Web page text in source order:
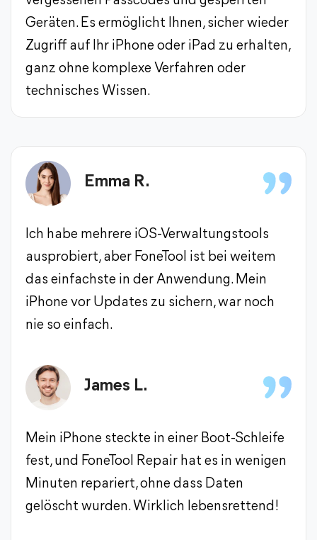
Geräten. Es ermöglicht Ihnen, sicher wieder
Zugriff auf Ihr iPhone oder iPad zu erhalten,
ganz ohne komplexe Verfahren oder
technisches Wissen.
Emma R.
Ich habe mehrere iOS-Verwaltungstools
ausprobiert, aber FoneTool ist bei weitem
das einfachste in der Anwendung. Mein
iPhone vor Updates zu sichern, war noch
nie so einfach.
James L.
Mein iPhone steckte in einer Boot-Schleife
fest, und FoneTool Repair hat es in wenigen
Minuten repariert, ohne dass Daten
gelöscht wurden. Wirklich lebensrettend!